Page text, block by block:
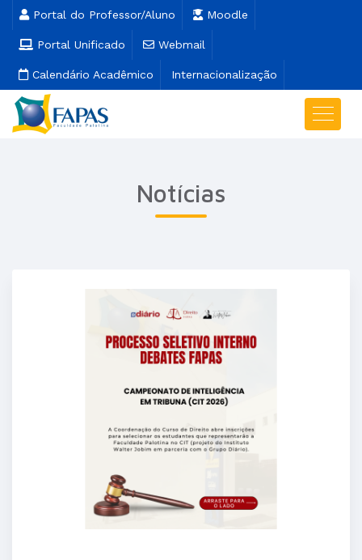
Portal do Professor/Aluno Moodle
Portal Unificado Webmail
Calendário Acadêmico Internacionalização
Notícias